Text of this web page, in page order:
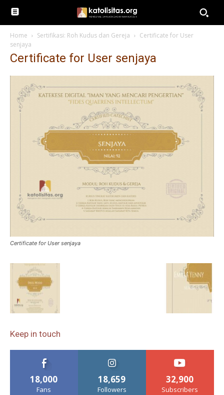
Home Sertifikasi: Roh Kudus dan Gereja
Certificate for User
senjaya
Certificate for User senjaya
Certificate for User senjaya
Keep in touch
18,000
Fans
18,659
Followers
32,900
Subscribers